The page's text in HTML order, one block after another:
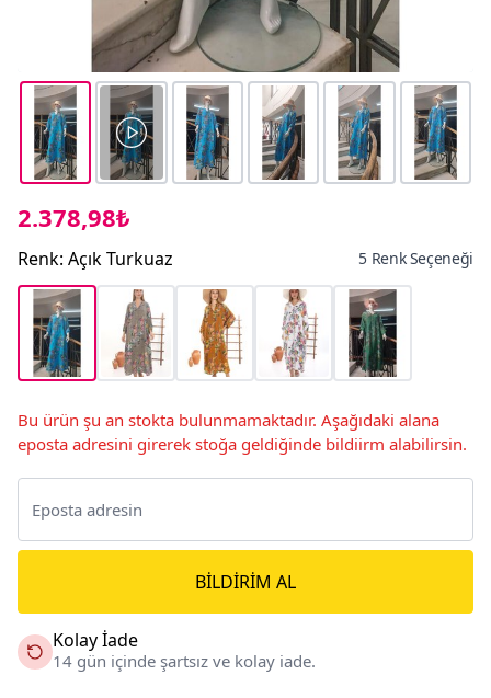
2.378,98₺
Renk: Açık Turkuaz 5 Renk Seçeneği
Bu ürün şu an stokta bulunmamaktadır. Aşağıdaki alana
eposta adresini girerek stoğa geldiğinde bildiirm alabilirsin.
BILDIRIM AL
Kolay İade
14 gün içinde şartsız ve kolay iade.